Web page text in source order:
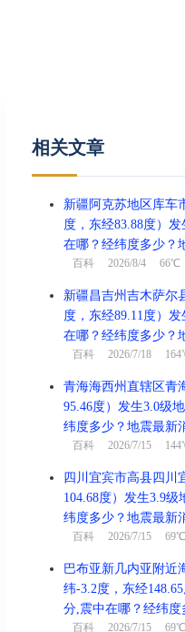
相关文章
新疆阿克苏地区库车
度，东经83.88度）
在哪？经纬度多少？
百科 2026/8/4 66℃
新疆昌吉州吉木萨尔
度，东经89.11度）
在哪？经纬度多少？
百科 2026/7/18
青海海西州直辖区青
95.46度）发生3.0级
纬度多少？地震最新
百科 2026/7/15
四川宜宾市高县四川
104.68度）发生3.9
纬度多少？地震最新
百科 2026/7/15 69℃
巴布亚新几内亚附近
纬-3.2度，东经
分,震中在哪？经纬
百科 2026/7/15 69℃